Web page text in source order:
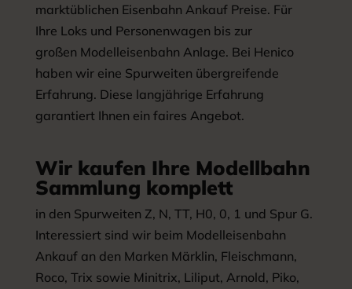
marktüblichen Eisenbahn Ankauf Preise. Für
Ihre Loks und Personenwagen bis zur
großen Modelleisenbahn Anlage. Bei Henico
haben wir eine Spurweiten übergreifende
Erfahrung. Diese langjährige Erfahrung
garantiert Ihnen ein faires Angebot.
Wir kaufen Ihre Modellbahn
Sammlung komplett
in den Spurweiten Z, N, TT, H0, 0, 1 und Spur G.
Interessiert sind wir beim Modelleisenbahn
Ankauf an den Marken Märklin, Fleischmann,
Roco, Trix sowie Minitrix, Liliput, Arnold, Piko,